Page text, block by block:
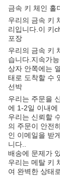
금속 키 체인 홀
우리의 금속 키
리입니다.이 키
포장
우리의 금속 키
습니다.지속가
상자 안쪽에는
태로 도착할 수
선박
우리는 주문을
에 1-2일 이내에
우리는 신뢰할
의 주문이 안전
인 이메일을 받
니다..
배송에 문제가
우리는 메탈 키
여 완벽한 상태